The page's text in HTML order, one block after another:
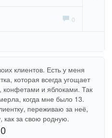
0
клиентов. Есть у меня
которая всегда угощает
и яблоками. Так
когда мне было 13.
переживаю за неё,
как за свою родную.
0